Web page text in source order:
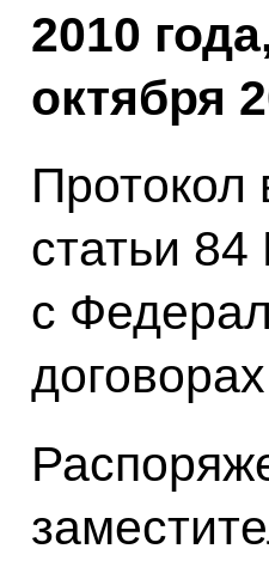
2010
октября
Протокол
статьи 84
с